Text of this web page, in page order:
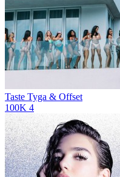
Taste Tyga & Offset
100K 4